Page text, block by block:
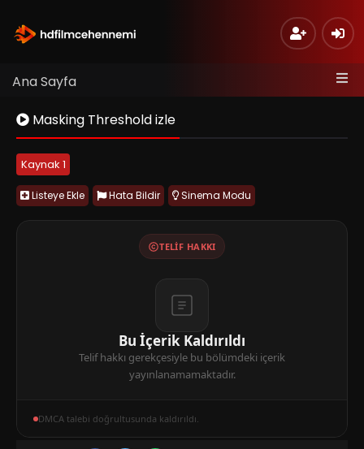
Ana Sayfa
Masking Threshold izle
Kaynak 1
Listeye Ekle Hata Bildir Sinema Modu
TELIF HAKKI
Bu İçerik Kaldırıldı
Telif hakkı gerekçesiyle bu bölümdeki içerik
yayınlanamamaktadır.
DMCA talebi doğrultusunda kaldırıldı.